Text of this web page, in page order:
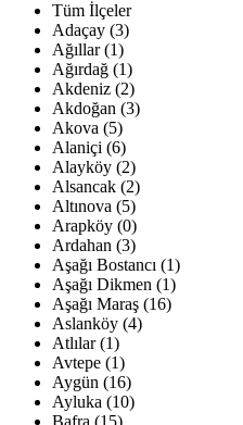
Tüm İlçeler
Adaçay (3)
Ağıllar (1)
Ağırdağ (1)
Akdeniz (2)
Akdoğan (3)
Akova (5)
Alaniçi (6)
Alayköy (2)
Alsancak (2)
Altınova (5)
Arapköy (0)
Ardahan (3)
Aşağı Bostancı (1)
Aşağı Dikmen (1)
Aşağı Maraş (16)
Aslanköy (4)
Atlılar (1)
Avtepe (1)
Aygün (16)
Ayluka (10)